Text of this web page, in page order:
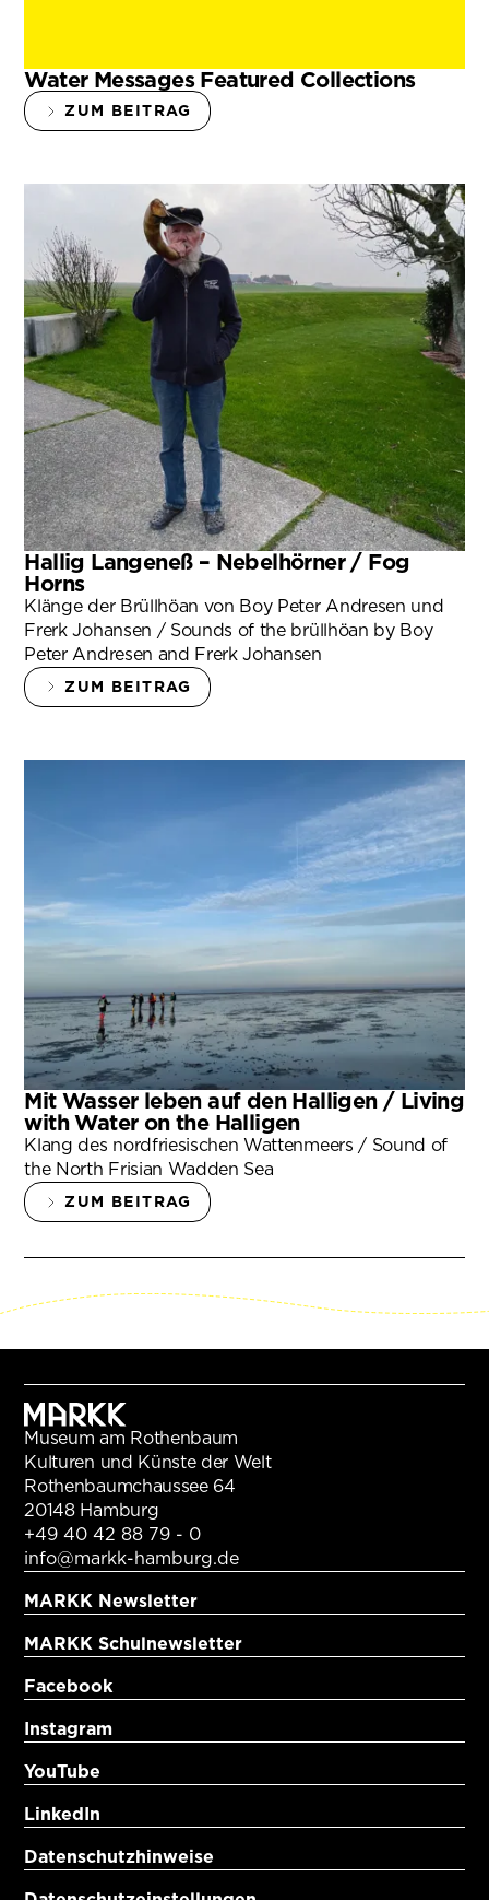
Water Messages Featured Collections
ZUM BEITRAG
Hallig Langeneß – Nebelhörner / Fog
Horns
Klänge der Brüllhöan von Boy Peter Andresen und
Frerk Johansen / Sounds of the brüllhöan by Boy
Peter Andresen and Frerk Johansen
ZUM BEITRAG
Mit Wasser leben auf den Halligen / Living
with Water on the Halligen
Klang des nordfriesischen Wattenmeers / Sound of
the North Frisian Wadden Sea
ZUM BEITRAG
Museum am Rothenbaum
Kulturen und Künste der Welt
Rothenbaumchaussee 64
20148 Hamburg
+49 40 42 88 79 - 0
info@markk-hamburg.de
MARKK Newsletter
MARKK Schulnewsletter
Facebook
Instagram
YouTube
LinkedIn
Datenschutzhinweise